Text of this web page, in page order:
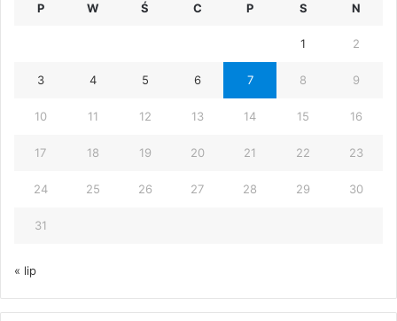
P W Ś C P S N
1 2
3 4 5 6 7 8 9
10 11 12 13 14 15 16
17 18 19 20 21 22 23
24 25 26 27 28 29 30
31
« lip